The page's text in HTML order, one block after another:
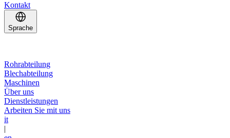
Kontakt
Sprache
Rohrabteilung
Blechabteilung
Maschinen
Über uns
Dienstleistungen
Arbeiten Sie mit uns
it
|